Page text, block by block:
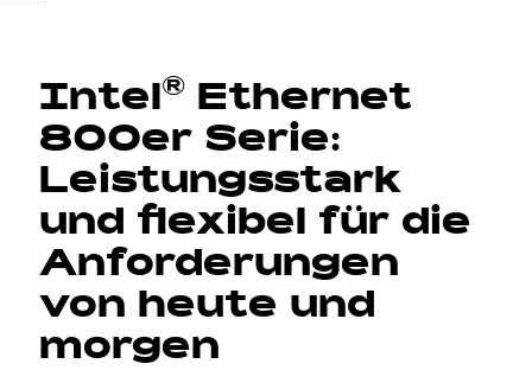
Intel® Ethernet
800er Serie:
Leistungsstark
und flexibel für die
Anforderungen
von heute und
morgen